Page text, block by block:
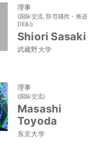
理事
(国际交流, 防范骚扰・推进
DE&I)
Shiori Sasaki
武藏野大学
理事
(国际交流)
Masashi
Toyoda
东京大学